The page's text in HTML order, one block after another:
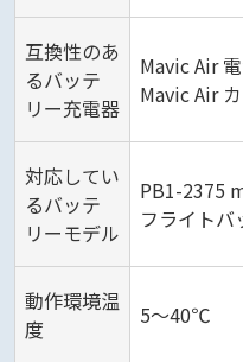
互換性のあ
るバッテ
リー充電器
Mavic Air
Mavic Air
対応してい
るバッテ
リーモデル
PB1-2375
フライトバ
動作環境温
度
5～40℃